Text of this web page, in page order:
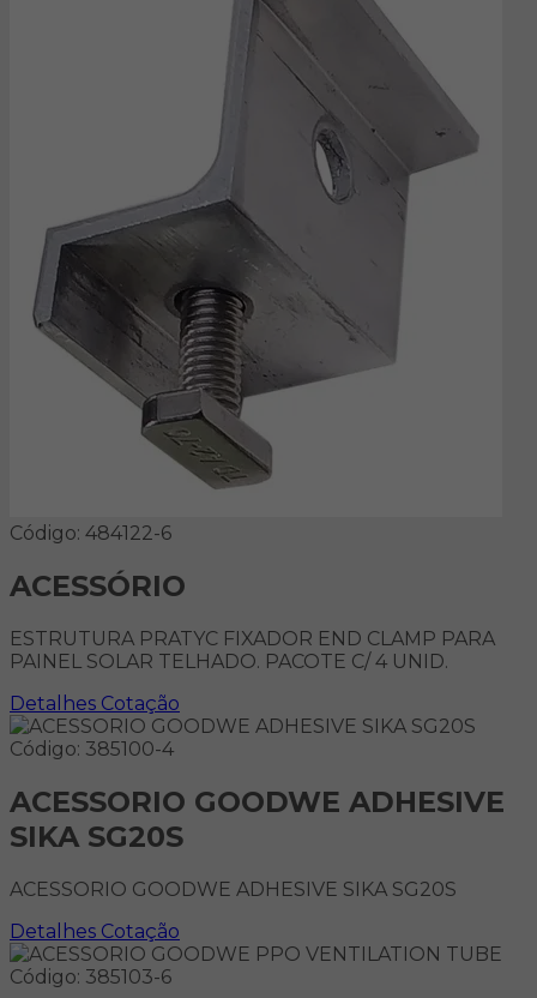
Código: 484122-6
ACESSÓRIO
ESTRUTURA PRATYC FIXADOR END CLAMP PARA
PAINEL SOLAR TELHADO. PACOTE C/ 4 UNID.
Detalhes Cotação
Código: 385100-4
ACESSORIO GOODWE ADHESIVE
SIKA SG20S
ACESSORIO GOODWE ADHESIVE SIKA SG20S
Detalhes Cotação
Código: 385103-6